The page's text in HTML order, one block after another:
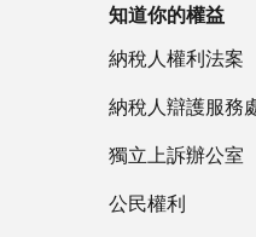
知道你的權益
納稅人權利法案
納稅人辯護服務
獨立上訴辦公室
公民權利